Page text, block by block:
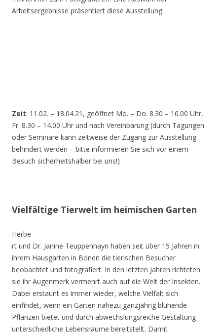
Arbeitsergebnisse präsentiert diese Ausstellung.
Zeit: 11.02. – 18.04.21, geöffnet Mo. – Do. 8.30 – 16.00 Uhr,
Fr. 8.30 – 14.00 Uhr und nach Vereinbarung (durch Tagungen
oder Seminare kann zeitweise der Zugang zur Ausstellung
behindert werden – bitte informieren Sie sich vor einem
Besuch sicherheitshalber bei uns!)
Vielfältige Tierwelt im heimischen Garten
Herbe
rt und Dr. Janine Teuppenhayn haben seit über 15 Jahren in
ihrem Hausgarten in Bönen die tierischen Besucher
beobachtet und fotografiert. In den letzten Jahren richteten
sie ihr Augenmerk vermehrt auch auf die Welt der Insekten.
Dabei erstaunt es immer wieder, welche Vielfalt sich
einfindet, wenn ein Garten nahezu ganzjährig blühende
Pflanzen bietet und durch abwechslungsreiche Gestaltung
unterschiedliche Lebensräume bereitstellt. Damit